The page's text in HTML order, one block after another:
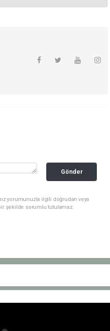
Gönder
yorumunuzla ilgili doğrudan veya
şekilde sorumlu tutulamaz.